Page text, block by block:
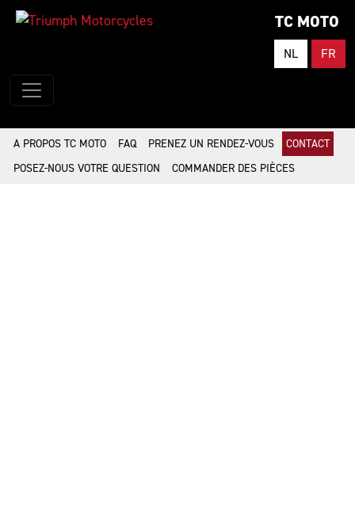
TC MOTO
NL FR
A PROPOS TC MOTO FAQ PRENEZ UN RENDEZ-VOUS
CONTACT
POSEZ-NOUS VOTRE QUESTION
COMMANDER DES PIÈCES